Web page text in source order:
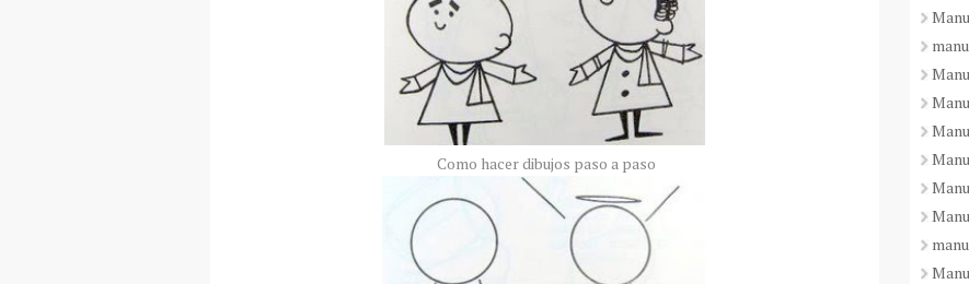
Como hacer dibujos paso a paso